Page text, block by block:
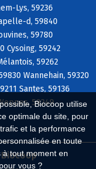
Biocoop utilise
optimale du site, pour
et la performance
en toute
à tout moment en
vous ?
Lys, 59236
d, 59840
59780
Cysoing, 59242
59262
Wannehain, 59320
Santes, 59136
59249